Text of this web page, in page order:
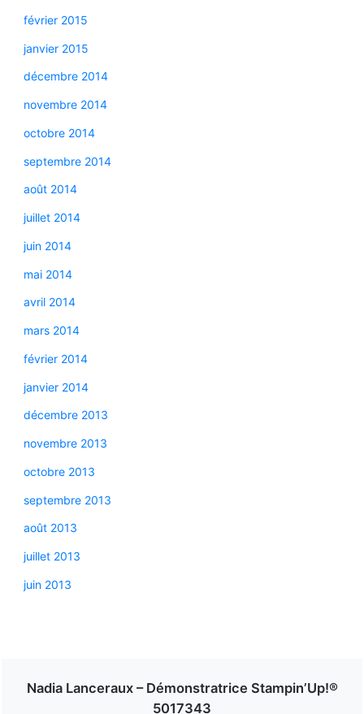
février 2015
janvier 2015
décembre 2014
novembre 2014
octobre 2014
septembre 2014
août 2014
juillet 2014
juin 2014
mai 2014
avril 2014
mars 2014
février 2014
janvier 2014
décembre 2013
novembre 2013
octobre 2013
septembre 2013
août 2013
juillet 2013
juin 2013
Nadia Lanceraux – Démonstratrice Stampin’Up!®
5017343